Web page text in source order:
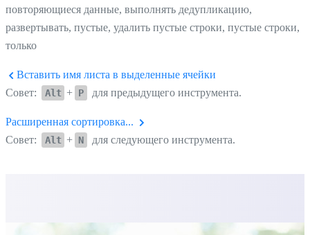
повторяющиеся данные, выполнять дедупликацию,
развертывать, пустые, удалить пустые строки, пустые строки,
только
Вставить имя листа в выделенные ячейки
Совет:
Alt + P для предыдущего инструмента.
Расширенная сортировка...
Совет:
Alt + N для следующего инструмента.